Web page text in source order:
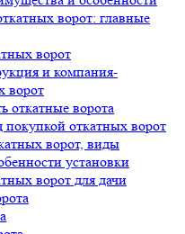
ворот: главные
ворот
и компания-
ворот
откатные ворота
покупкой откатных ворот
ворот, виды
установки
ворот для дачи